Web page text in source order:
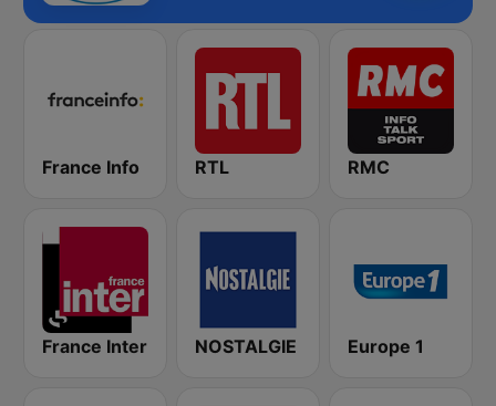
France Info RTL RMC
France Inter NOSTALGIE Europe 1